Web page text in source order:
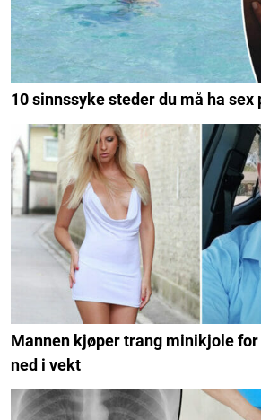
10 sinnssyke steder du må ha sex
Mannen kjøper trang minikjole for
ned i vekt